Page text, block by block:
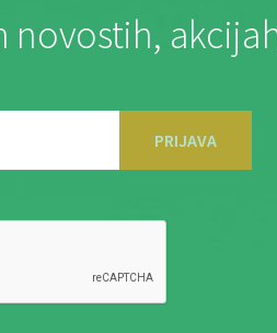
novostih,
PRIJAVA